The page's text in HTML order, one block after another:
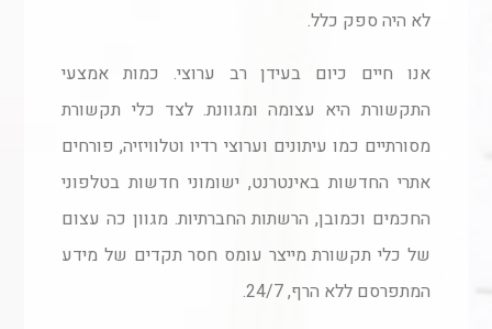
לא היה ספק כלל.
אנו חיים כיום בעידן רב ערוצי. כמות אמצעי
התקשורת היא עצומה ומגוונת. לצד כלי תקשורת
מסורתיים כמו עיתונים וערוצי רדיו וטלוויזיה, פורחים
אתרי החדשות באינטרנט, ישומוני חדשות בטלפוני
החכמים וכמובן, הרשתות החברתיות. מגוון כה עצום
של כלי תקשורת מייצר עומס חסר תקדים של מידע
המתפרסם ללא הרף, 24/7.